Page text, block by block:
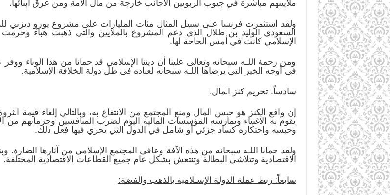
ملايينهم مباشرة في جيوب الربويين الأجانب خارجة من مال الأمة ومن عرق أبنائها.
ولقد استثمرت فرنسا على سبيل المثال مئات المليارات على مشروع يورو ديزني
السعودي الوليد بن طلال الذي دعم المشروع بالملايين والتي ذهبت هباءً
الإسلامي كانت في أمس الحاجة لها.
ومن رحمة اللـه سبحانه وتعالى علينا أن ديننا الإسلامي قد حمانا من هذا الوباء ووفر
في أوجه الخير التي يرضاها اللـه سبحانه لعباده في ظل دولة الخلافة الإسلامية.
سادساً: تحريم كنز المال:
إن واقع الكنز هو حبس المال ومنع المجتمع من الانتفاع به، وبالتالي إلغاء قيمة
يقوم به الأغنياء وتمارسه المؤسسات المالية اليوم لضرب المنافسين وحرمانهم من
وحبسه واحتكاره كساد جزئي أو شامل في الدول التي يجري فيها فعل ذلك‏.
ولقد حمانا اللـه سبحانه من هذه الآفة وعافى المجتمع الإسلامي من آثارها الضارة.
الاقتصادية وتتلاشى البطالة وتنتعش بشكل عام جميع القطاعات الاقتصادية المختلفة.
سابعاً: ربط عملة الدولة الإسـلامية بالذهب والفضة: